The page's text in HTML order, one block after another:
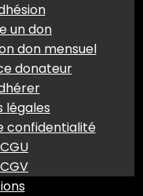
un don
don mensuel
donateur
légales
confidentialité
CGU
CGV